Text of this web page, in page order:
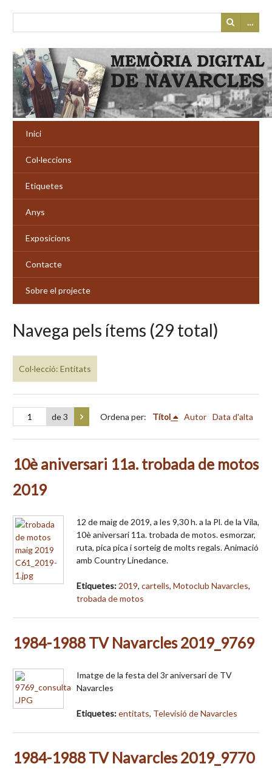
…
Inici
Col·leccions
Etiquetes
Anys
Exposicions
Contacte
Sobre el projecte
Navega pels ítems (29 total)
Col·lecció: Entitats
de 3 Ordena per: Títol Autor Data d'alta
10è aniversari 11a. trobada de motos
2019
12 de maig de 2019, a les 9,30 h. a la Pl. de la Vila,
10è aniversari 11a. trobada de motos. esmorzar,
ruta, pica pica i sorteig de molts regals. Animació
amb Country Linedance.
Etiquetes: 2019, cartells, Motoclub Navarcles,
trobada de motos
1984-1988 TV Navarcles 2019_9769
Imatge de la festa del 3r aniversari de TV
Navarcles
Etiquetes:entitats, Televisió de Navarcles
1984-1988 TV Navarcles 2019_9770